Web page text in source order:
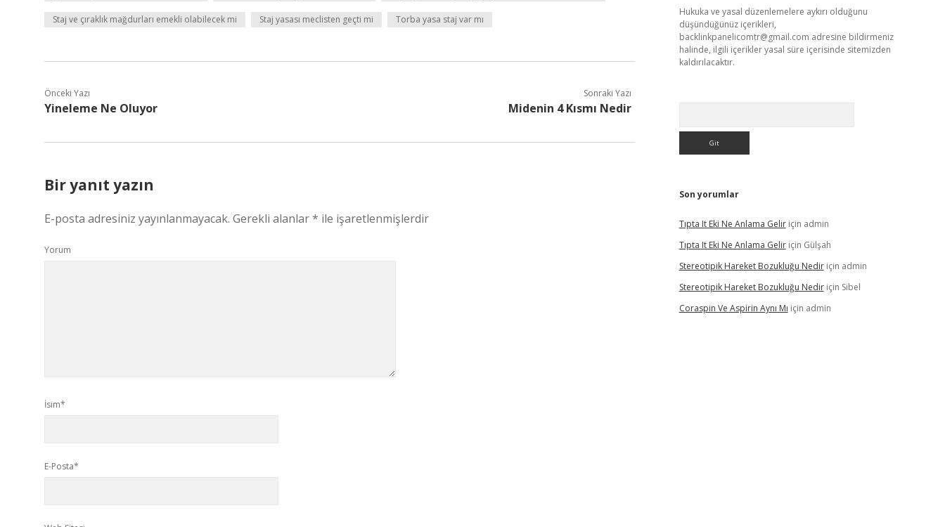
Staj ve çıraklık mağdurları emekli olabilecek mi Staj yasası meclisten geçti mi Torba yasa staj var mı
Önceki Yazı
Yineleme Ne Oluyor
Sonraki Yazı
Midenin 4 Kısmı Nedir
Bir yanıt yazın
E-posta adresiniz yayınlanmayacak. Gerekli alanlar* ile işaretlenmişlerdir
Yorum
İsim*
E-Posta*
Hukuka ve yasal düzenlemelere aykırı olduğunu
düşündüğünüz içerikleri,
backlinkpanelicomtr@gmail.com adresine bildirmeniz
halinde, ilgili içerikler yasal süre içerisinde sitemizden
kaldırılacaktır.
Son yorumlar
Tıpta It Eki Ne Anlama Geliriçin admin
Tıpta It Eki Ne Anlama Geliriçin Gülşah
Stereotipik Hareket Bozukluğu Nediriçin admin
Stereotipik Hareket Bozukluğu Nediriçin Sibel
Coraspin Ve Aspirin Aynı Mı için admin